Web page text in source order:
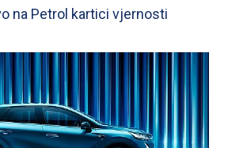
za kupnju vozila Captur/Renault,
7 godina u slučaju kada kupoprodajna
EUR s uključenim PDV-om, a
6.290,20 EUR te otplatu u anuitetima
(EKS) za kredit od 15.499,80 EUR
anuitet iznosi 219,01 EUR, a ukupni
na Petrol kartici vjernosti